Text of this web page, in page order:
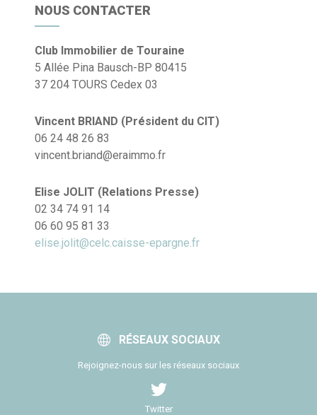
NOUS CONTACTER
Club Immobilier de Touraine
5 Allée Pina Bausch-BP 80415
37 204 TOURS Cedex 03
Vincent BRIAND (Président du CIT)
06 24 48 26 83
vincent.briand@eraimmo.fr
Elise JOLIT (Relations Presse)
02 34 74 91 14
06 60 95 81 33
elise.jolit@celc.caisse-epargne.fr
RÉSEAUX SOCIAUX
Rejoignez-nous sur les réseaux sociaux
Twitter